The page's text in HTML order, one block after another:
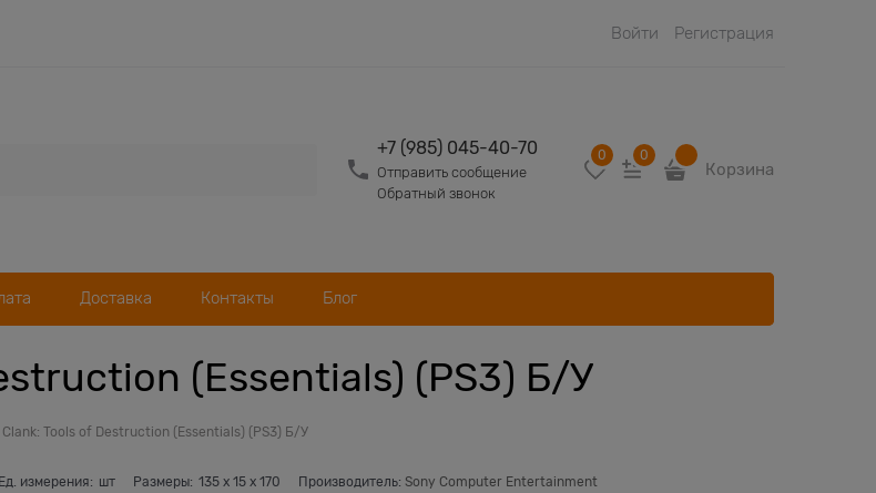
Войти Регистрация
+7 (985) 045-40-70
Отправить сообщение
Обратный звонок
0 0
Корзина
Доставка Контакты Блог
(Essentials) (PS3) Б/У
Tools of Destruction (Essentials) (PS3) Б/У
Ед. измерения: шт Размеры: 135x 15x 170 Производитель: Sony Computer Entertainment